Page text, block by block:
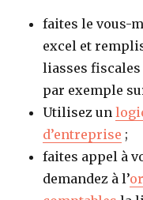
faites le vous-
excel et
liasses fiscales
par exemple
Utilisez un
d’entreprise ;
faites appel à
demandez à l’